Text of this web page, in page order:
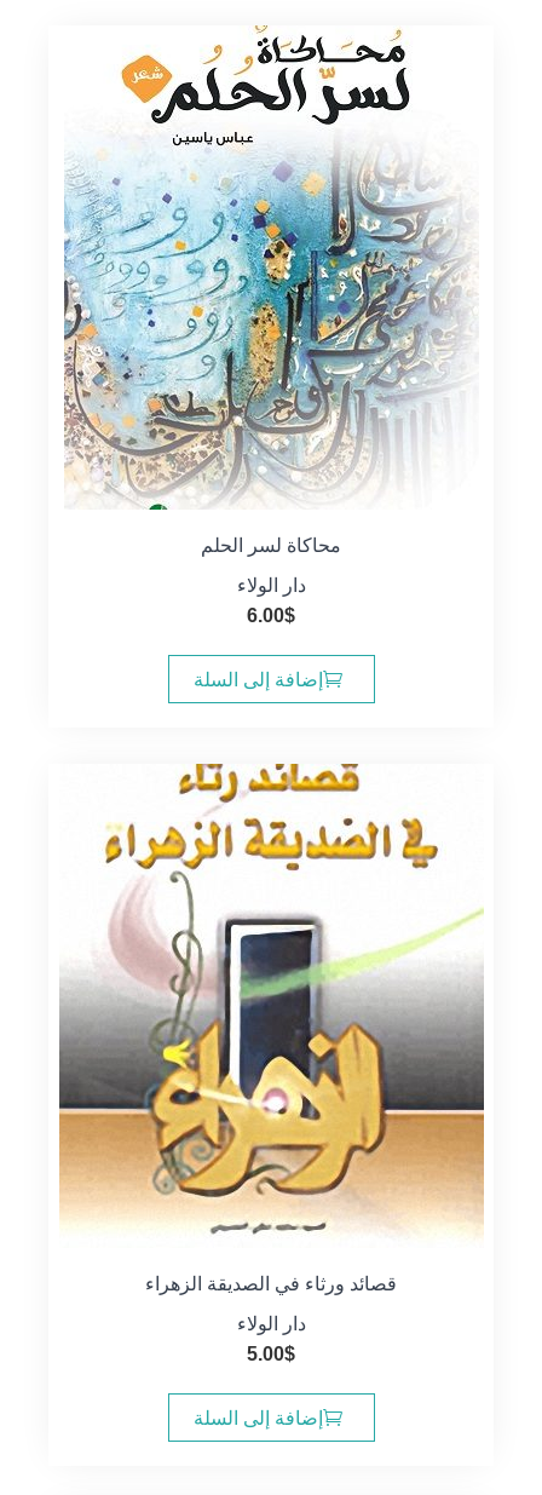
محاكاة لسر الحلم
دار الولاء
6.00$
إضافة إلى السلة
قصائد ورثاء في الصديقة الزهراء
دار الولاء
5.00$
إضافة إلى السلة